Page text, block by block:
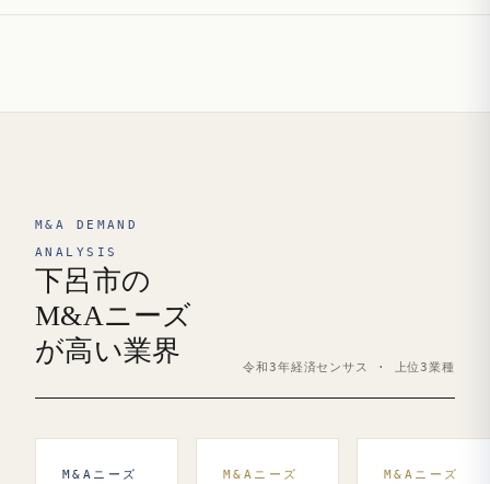
M&A DEMAND
ANALYSIS
下呂市の
M&Aニーズ
が高い業界
令和3年経済センサス · 上位3業種
M&Aニーズ
M&Aニーズ
M&Aニーズ